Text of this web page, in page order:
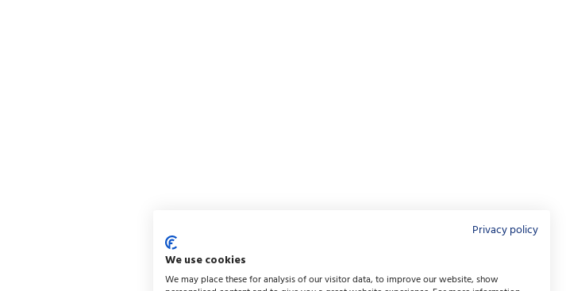
Privacy policy
We use cookies
We may place these for analysis of our visitor data, to improve our website, show